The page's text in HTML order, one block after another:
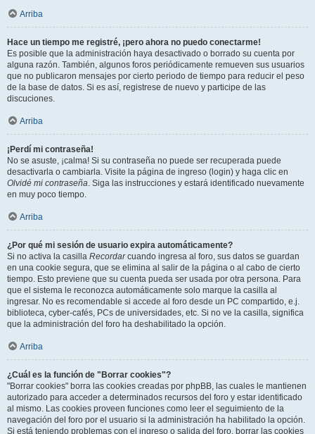
Arriba
Hace un tiempo me registré, ¡pero ahora no puedo conectarme!
Es posible que la administración haya desactivado o borrado su cuenta por
alguna razón. También, algunos foros periódicamente remueven sus usuarios
que no publicaron mensajes por cierto periodo de tiempo para reducir el peso
de la base de datos. Si es así, registrese de nuevo y participe de las
discuciones.
Arriba
¡Perdí mi contraseña!
No se asuste, ¡calma! Si su contraseña no puede ser recuperada puede
desactivarla o cambiarla. Visite la página de ingreso (login) y haga clic en
Olvidé mi contraseña. Siga las instrucciones y estará identificado nuevamente
en muy poco tiempo.
Arriba
¿Por qué mi sesión de usuario expira automáticamente?
Si no activa la casilla Recordarcuando ingresa al foro, sus datos se guardan
en una cookie segura, que se elimina al salir de la página o al cabo de cierto
tiempo. Esto previene que su cuenta pueda ser usada por otra persona. Para
que el sistema le reconozca automáticamente solo marque la casilla al
ingresar. No es recomendable si accede al foro desde un PC compartido, e.j.
biblioteca, cyber-cafés, PCs de universidades, etc. Si no ve la casilla, significa
que la administración del foro ha deshabilitado la opción.
Arriba
¿Cuál es la función de "Borrar cookies"?
"Borrar cookies" borra las cookies creadas por phpBB, las cuales le mantienen
autorizado para acceder a determinados recursos del foro y estar identificado
al mismo. Las cookies proveen funciones como leer el seguimiento de la
navegación del foro por el usuario si la administración ha habilitado la opción.
Si está teniendo problemas con el ingreso o salida del foro, borrar las cookies